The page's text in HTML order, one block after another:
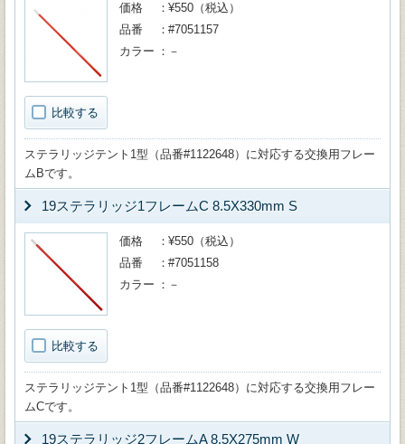
比較する
価格
¥550（税込）
品番
#7051157
カラー
－
ステラリッジテント1型（品番#1122648）に対応する交換用フレー
ムBです。
19ステラリッジ1フレームC 8.5X330mm S
比較する
価格
¥550（税込）
品番
#7051158
カラー
－
ステラリッジテント1型（品番#1122648）に対応する交換用フレー
ムCです。
19ステラリッジ2フレームA 8.5X275mm W